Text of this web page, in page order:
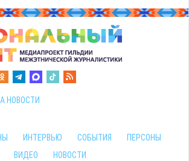
НОВОСТИ
ИНТЕРВЬЮ СОБЫТИЯ
ПЕРСОНЫ
ВИДЕО НОВОСТИ